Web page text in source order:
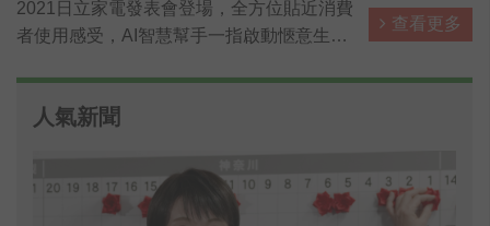
2021日立家電發表會登場，全方位貼近消費
者使用感受，AI智慧幫手一指啟動愜意生
此外，面對環境的考驗，日立家電也推出具
查看更多
人氣新聞